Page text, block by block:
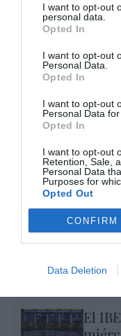
I want to opt-out
personal data.
Opted In
I want to opt-out
Personal Data.
Opted In
I want to opt-out
Personal Data
Opted In
I want to opt-out
Retention, Sale,
Personal Data
Purposes for
Opted Out
CONFIRM
Data Deletion
Nokia,
son las patentes
Eulogio López
El